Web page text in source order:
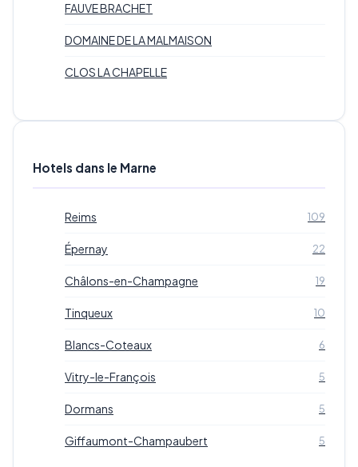
FAUVE BRACHET
DOMAINE DE LA MALMAISON
CLOS LA CHAPELLE
Hotels dans le Marne
Reims 109
Épernay 22
Châlons-en-Champagne 19
Tinqueux 10
Blancs-Coteaux 6
Vitry-le-François 5
Dormans 5
Giffaumont-Champaubert 5